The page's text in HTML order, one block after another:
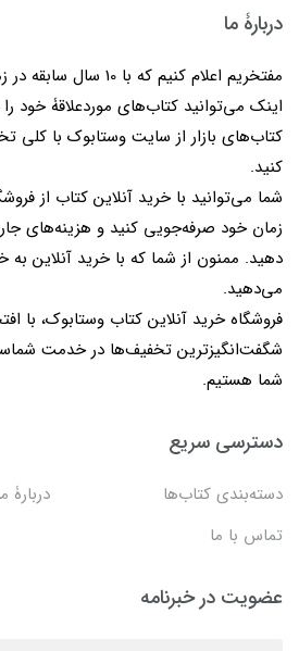
دربارۀ ما
مفتخریم اعلام کنیم که
اینک می‌توانید کتاب‌های موردعلاقۀ خود
کتاب‌های بازار از سایت وستابوک با کلی
کنید.
شما می‌توانید با خرید آنلاین کتاب از
زمان خود صرفه‌جویی کنید و هزینه‌های
دهید. ممنون از شما که با خرید آنلاین
می‌دهید.
فروشگاه خرید آنلاین کتاب وستابوک، با
شگفت‌انگیزترین تخفیف‌ها در خدمت
شما هستیم.
دسترسی سریع
دسته‌بندی کتاب‌ها
دربارۀ
تماس با ما
عضویت در خبرنامه